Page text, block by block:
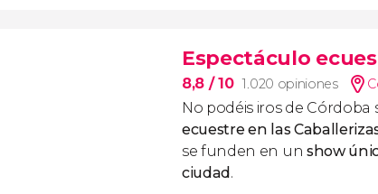
Espectáculo
8,8 / 10 1.020 opiniones
No podéis iros de Córdoba
ecuestre en las
se funden en un show
ciudad.